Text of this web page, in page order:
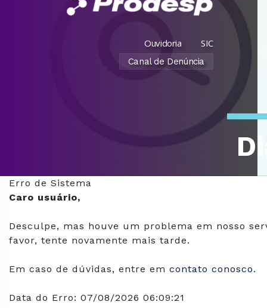
Ouvidoria SIC
Canal de Denúncia
Erro de Sistema
Caro usuário,
Desculpe, mas houve um problema em nosso
favor, tente novamente mais tarde.
Em caso de dúvidas, entre em contato conosco.
Data do Erro: 07/08/2026 06:09:21